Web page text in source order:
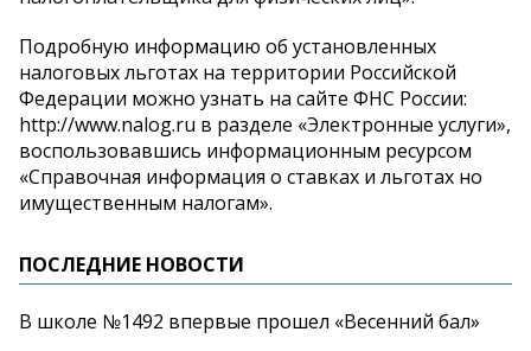
Подробную информацию об установленных
налоговых льготах на территории Российской
Федерации можно узнать на сайте ФНС России:
http://www.nalog.ru в разделе «Электронные услуги»,
воспользовавшись информационным ресурсом
«Справочная информация о ставках и льготах но
имущественным налогам».
ПОСЛЕДНИЕ НОВОСТИ
В школе №1492 впервые прошел «Весенний бал»